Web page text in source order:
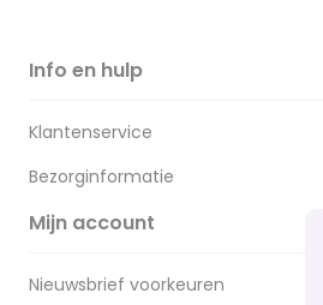
Info en hulp
Klantenservice
Bezorginformatie
Mijn account
Nieuwsbrief voorkeuren